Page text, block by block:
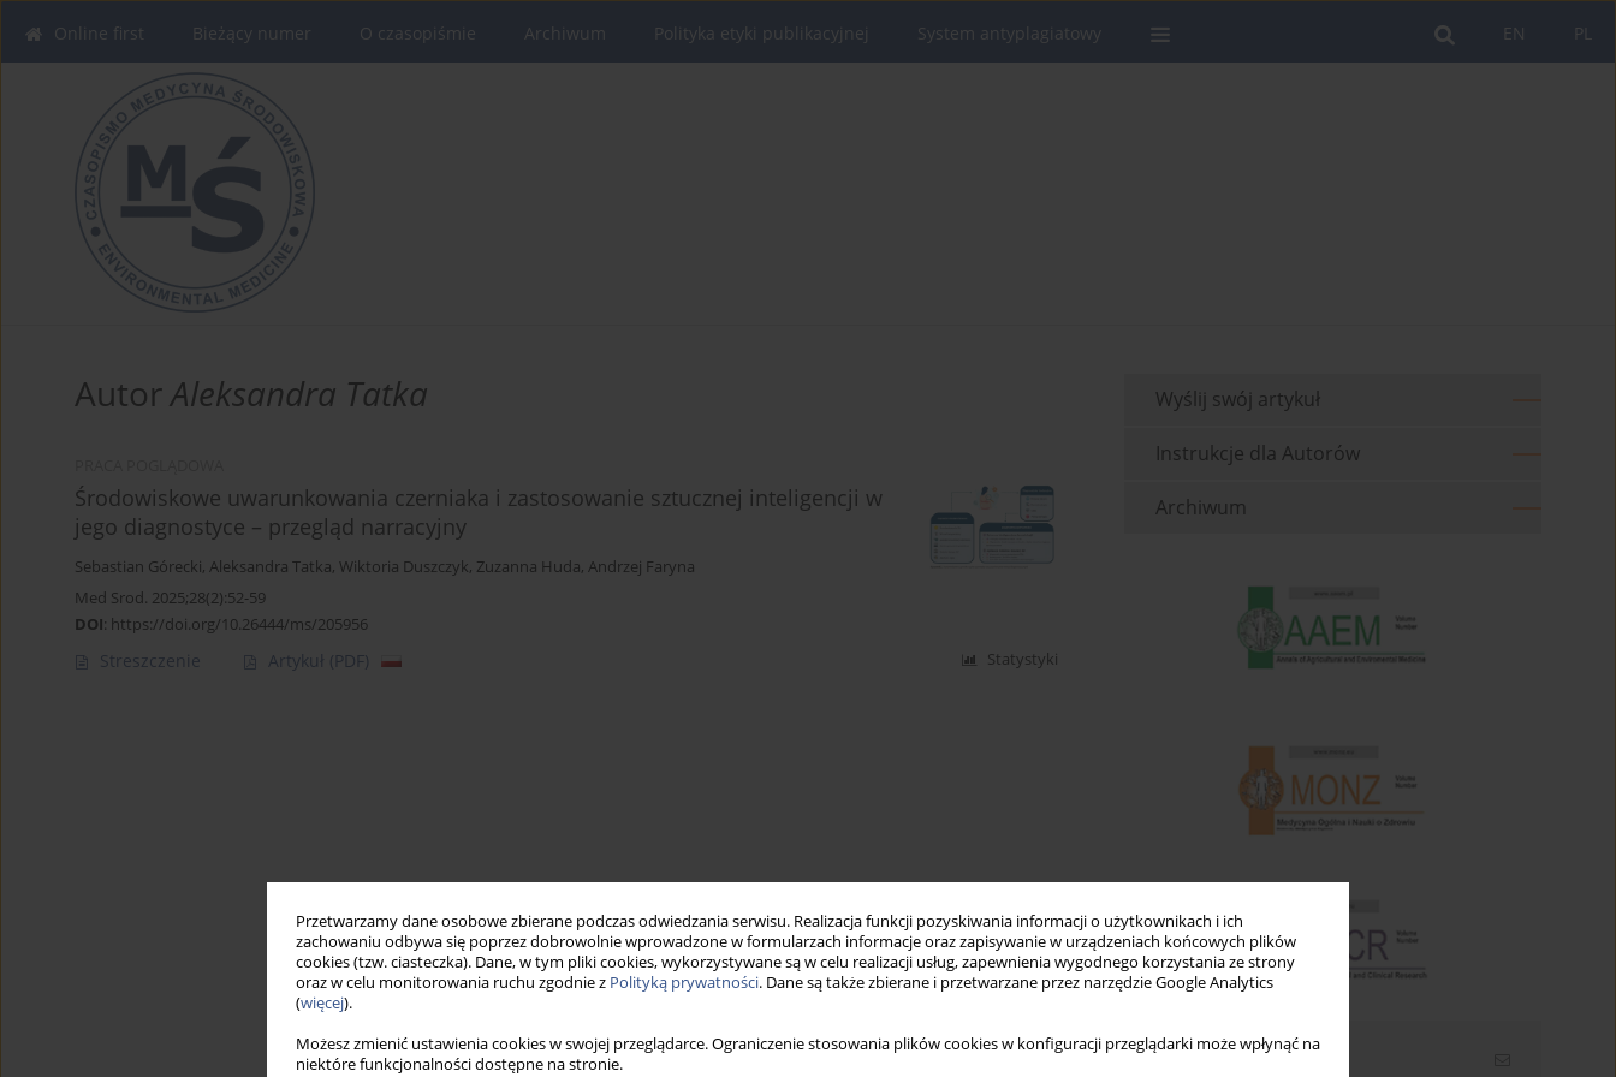
Przetwarzamy dane osobowe zbierane podczas odwiedzania serwisu. Realizacja funkcji pozyskiwania informacji o użytkownikach i ich
zachowaniu odbywa się poprzez dobrowolnie wprowadzone w formularzach informacje oraz zapisywanie w urządzeniach końcowych plików
cookies (tzw. ciasteczka). Dane, w tym pliki cookies, wykorzystywane są w celu realizacji usług, zapewnienia wygodnego korzystania ze strony
oraz w celu monitorowania ruchu zgodnie z Polityką prywatności. Dane są także zbierane i przetwarzane przez narzędzie Google Analytics
(więcej).
Możesz zmienić ustawienia cookies w swojej przeglądarce. Ograniczenie stosowania plików cookies w konfiguracji przeglądarki może wpłynąć na
niektóre funkcjonalności dostępne na stronie.
PL
EN
Online first Bieżący numer O czasopiśmie Archiwum Polityka etyki publikacyjnej System antyplagiatowy
AutorAleksandra Tatka
Środowiskowe uwarunkowania czerniaka i zastosowanie sztucznej inteligencji w
jego diagnostyce – przegląd narracyjny
Sebastian Górecki, Aleksandra Tatka, Wiktoria Duszczyk, Zuzanna Huda, Andrzej Faryna
Med Srod. 2025;28(2):52-59
DOI: https://doi.org/10.26444/ms/205956
Streszczenie Artykuł (PDF) Statystyki
Wyślij swój artykuł
Instrukcje dla Autorów
Archiwum
Newsletter